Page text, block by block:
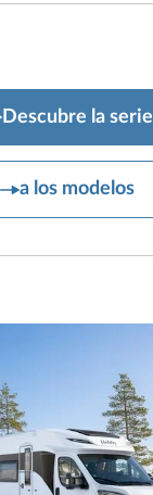
MAXIA
Descubre la serie
a los modelos
MAXIA